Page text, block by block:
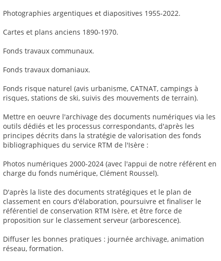
Photographies argentiques et diapositives 1955-2022.
Cartes et plans anciens 1890-1970.
Fonds travaux communaux.
Fonds travaux domaniaux.
Fonds risque naturel (avis urbanisme, CATNAT, campings à
risques, stations de ski, suivis des mouvements de terrain).
Mettre en oeuvre l'archivage des documents numériques via les
outils dédiés et les processus correspondants, d'après les
principes décrits dans la stratégie de valorisation des fonds
bibliographiques du service RTM de l'Isère :
Photos numériques 2000-2024 (avec l'appui de notre référent en
charge du fonds numérique, Clément Roussel).
D'après la liste des documents stratégiques et le plan de
classement en cours d'élaboration, poursuivre et finaliser le
référentiel de conservation RTM Isère, et être force de
proposition sur le classement serveur (arborescence).
Diffuser les bonnes pratiques : journée archivage, animation
réseau, formation.